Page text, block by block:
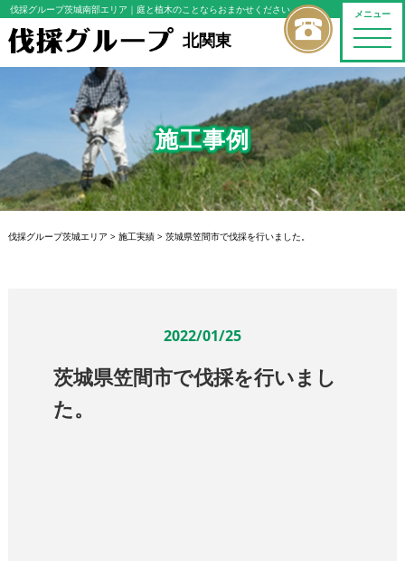
メニュー
toggle
伐採グループ茨城南部エリア ｜庭と植木のことならおまかせください
北関東
施工事例
伐採グループ茨城エリア > 施工実績> 茨城県笠間市で伐採を行いました。
2022/01/25
茨城県笠間市で伐採を行いまし
た。